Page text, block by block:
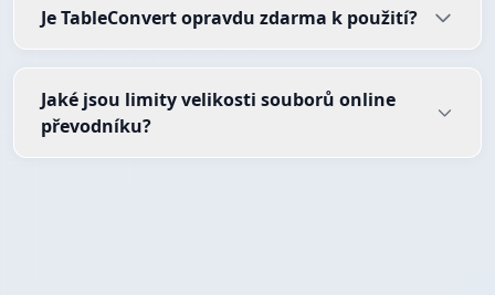
Je TableConvert opravdu zdarma k použití?
Jaké jsou limity velikosti souborů online
převodníku?